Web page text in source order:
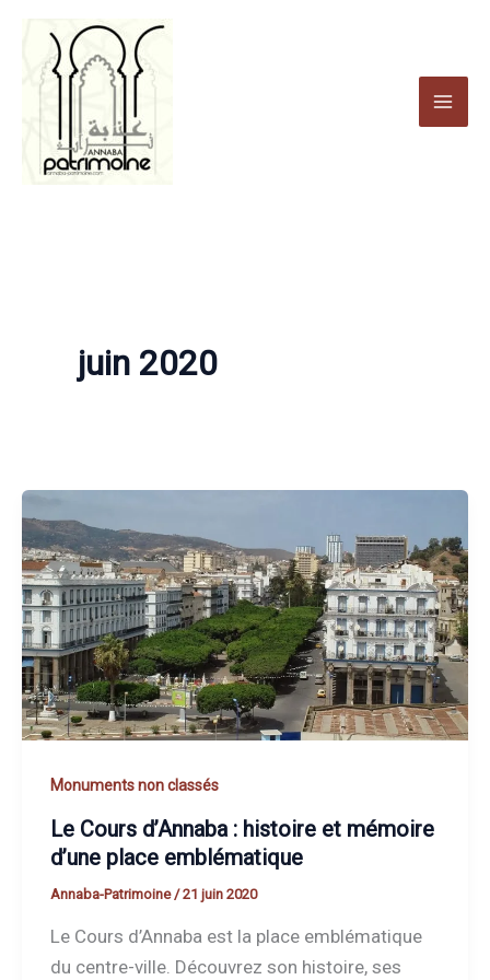
Aller
contenu
juin 2020
Monuments non classés
Le Cours d’Annaba : histoire et mémoire
d’une place emblématique
Annaba-Patrimoine /21 juin 2020
Le Cours d’Annaba est la place emblématique
du centre-ville. Découvrez son histoire, ses